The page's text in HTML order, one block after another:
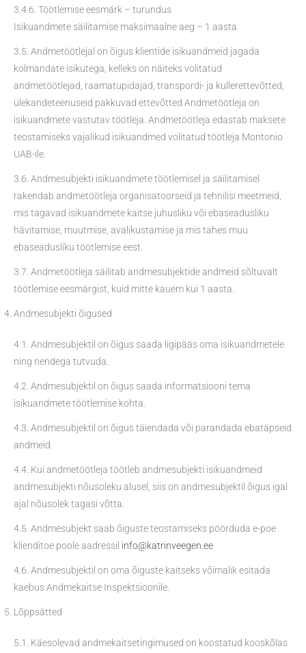
3.4.6. Töötlemise eesmärk – turundus
Isikuandmete säilitamise maksimaalne aeg – 1 aasta
3.5. Andmetöötlejal on õigus klientide isikuandmeid jagada
kolmandate isikutega, kelleks on näiteks volitatud
andmetöötlejad, raamatupidajad, transpordi- ja kullerettevõtted,
ülekandeteenuseid pakkuvad ettevõtted Andmetöötleja on
isikuandmete vastutav töötleja. Andmetöötleja edastab maksete
teostamiseks vajalikud isikuandmed volitatud töötleja Montonio
UAB-ile.
3.6. Andmesubjekti isikuandmete töötlemisel ja säilitamisel
rakendab andmetöötleja organisatoorseid ja tehnilisi meetmeid,
mis tagavad isikuandmete kaitse juhusliku või ebaseadusliku
hävitamise, muutmise, avalikustamise ja mis tahes muu
ebaseadusliku töötlemise eest.
3.7. Andmetöötleja säilitab andmesubjektide andmeid sõltuvalt
töötlemise eesmärgist, kuid mitte kauem kui 1 aasta.
Andmesubjekti õigused
4.1. Andmesubjektil on õigus saada ligipääs oma isikuandmetele
ning nendega tutvuda.
4.2. Andmesubjektil on õigus saada informatsiooni tema
isikuandmete töötlemise kohta.
4.3. Andmesubjektil on õigus täiendada või parandada ebatäpseid
andmeid.
4.4. Kui andmetöötleja töötleb andmesubjekti isikuandmeid
andmesubjekti nõusoleku alusel, siis on andmesubjektil õigus igal
ajal nõusolek tagasi võtta.
4.5. Andmesubjekt saab õiguste teostamiseks pöörduda e-poe
klienditoe poole aadressil info@katrinveegen.ee
4.6. Andmesubjektil on oma õiguste kaitseks võimalik esitada
kaebus Andmekaitse Inspektsioonile.
Lõppsätted
5.1. Käesolevad andmekaitsetingimused on koostatud kooskõlas